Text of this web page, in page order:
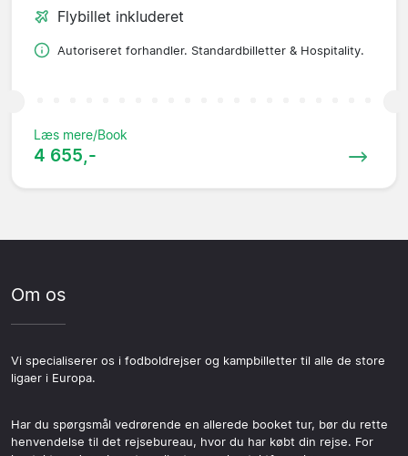
Flybillet inkluderet
Autoriseret forhandler. Standardbilletter & Hospitality.
Læs mere/Book
4 655,-
Om os
Vi specialiserer os i fodboldrejser og kampbilletter til alle de store
ligaer i Europa.
Har du spørgsmål vedrørende en allerede booket tur, bør du rette
henvendelse til det rejsebureau, hvor du har købt din rejse. For